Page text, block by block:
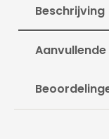
Beschrijving